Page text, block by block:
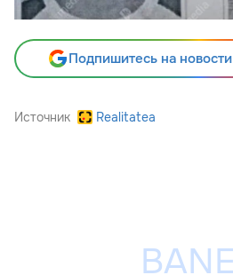
Подпишитесь на
Источник Realitatea